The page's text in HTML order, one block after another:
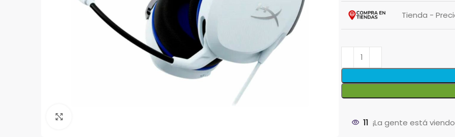
Tienda -
11 ¡La gente está